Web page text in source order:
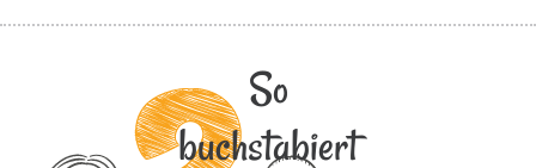
So
buchstabiert